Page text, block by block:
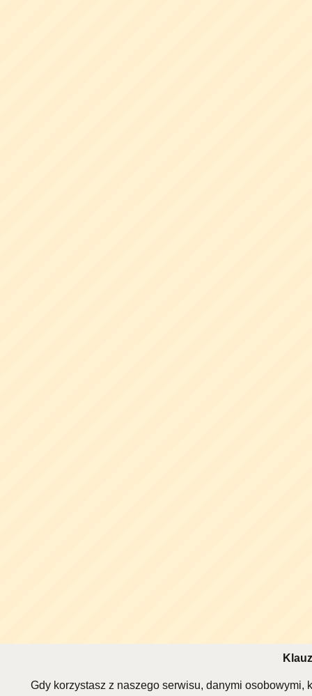
Gdy korzystasz z naszego serwisu, danymi osobowymi,